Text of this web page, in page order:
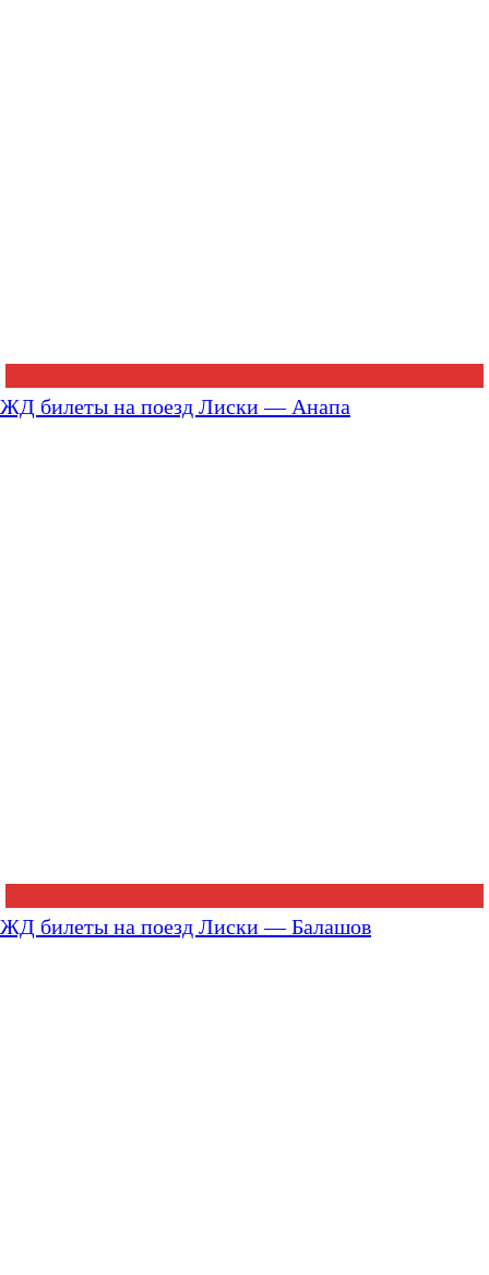
ЖД билеты на поезд Лиски — Анапа
ЖД билеты на поезд Лиски — Балашов